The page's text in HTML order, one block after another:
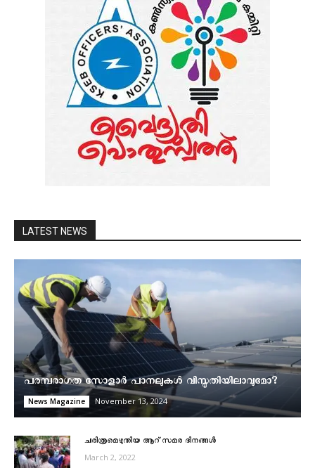
LATEST NEWS
പരമ്പരാഗത സോളാർ പാനലുകൾ വിസ്മൃതിയിലാവുമോ?
News Magazine November 13, 2024
ചരിത്രമെഴുതിയ ആറ് സമര ദിനങ്ങൾ
March 2, 2022